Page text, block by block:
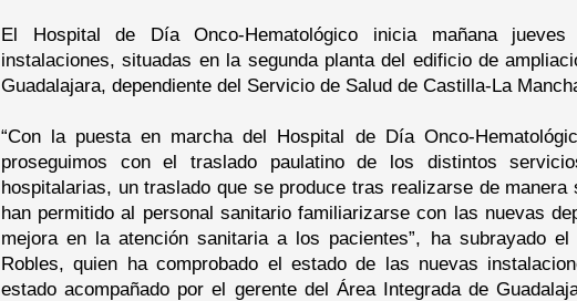
El Hospital de Día Onco-Hematológico inicia mañana
instalaciones, situadas en la segunda planta del edificio de
Guadalajara, dependiente del Servicio de Salud de Castilla-La
“Con la puesta en marcha del Hospital de Día Onco-
proseguimos con el traslado paulatino de los distintos
hospitalarias, un traslado que se produce tras realizarse de
han permitido al personal sanitario familiarizarse con las nuevas
mejora en la atención sanitaria a los pacientes”, ha subrayado
Robles, quien ha comprobado el estado de las nuevas
estado acompañado por el gerente del Área Integrada de